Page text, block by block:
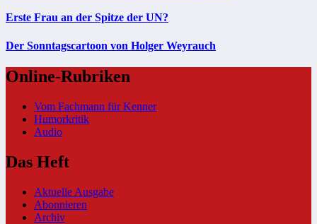
Erste Frau an der Spitze der UN?
Der Sonntagscartoon von Holger Weyrauch
Online-Rubriken
Vom Fachmann für Kenner
Humorkritik
Audio
Das Heft
Aktuelle Ausgabe
Abonnieren
Archiv